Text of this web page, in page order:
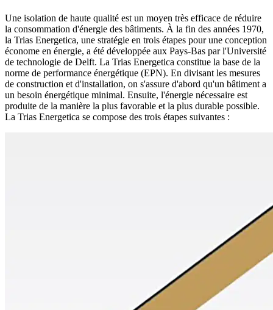
Une isolation de haute qualité est un moyen très efficace de réduire
la consommation d'énergie des bâtiments. À la fin des années 1970,
la Trias Energetica, une stratégie en trois étapes pour une conception
économe en énergie, a été développée aux Pays-Bas par l'Université
de technologie de Delft. La Trias Energetica constitue la base de la
norme de performance énergétique (EPN). En divisant les mesures
de construction et d'installation, on s'assure d'abord qu'un bâtiment a
un besoin énergétique minimal. Ensuite, l'énergie nécessaire est
produite de la manière la plus favorable et la plus durable possible.
La Trias Energetica se compose des trois étapes suivantes :